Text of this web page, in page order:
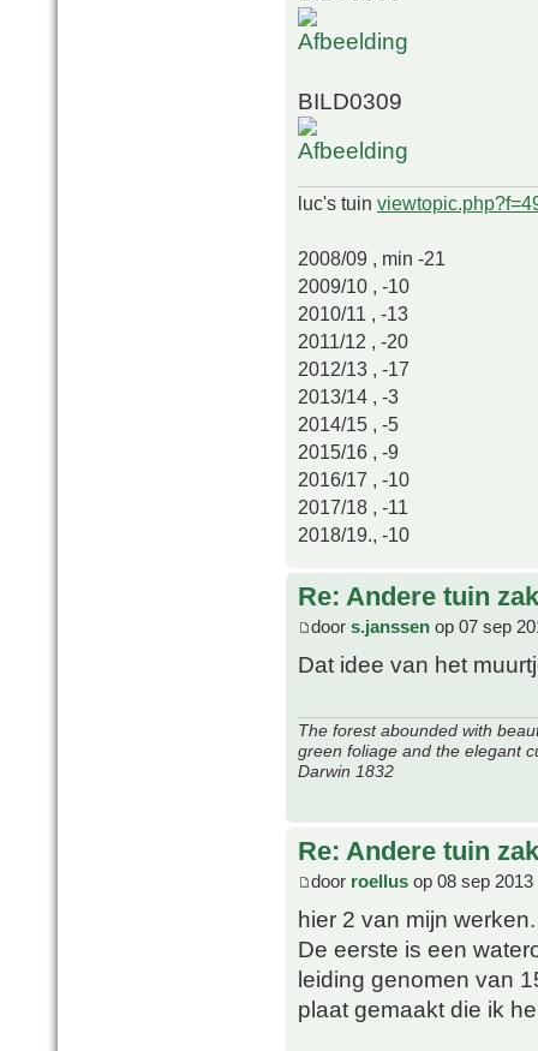
BILD0309
luc's tuin
2008/09 , min -21
2009/10 , -10
2010/11 , -13
2011/12 , -20
2012/13 , -17
2013/14 , -3
2014/15 , -5
2015/16 , -9
2016/17 , -10
2017/18 , -11
2018/19., -10
Re: Andere tuin
door s.janssen op 07 sep
Dat idee van het
The forest abounded with
green foliage and the elegant
Darwin 1832
Re: Andere tuin
door roellus op 08 sep 2013
hier 2 van mijn werken.
De eerste is een
leiding genomen van
plaat gemaakt die ik